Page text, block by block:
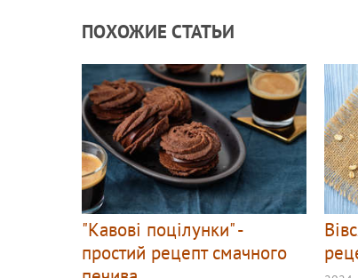
ПОХОЖИЕ СТАТЬИ
"Кавові поцілунки" -
простий рецепт смачного